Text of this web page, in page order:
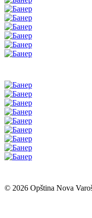
© 2026 Opština Nova